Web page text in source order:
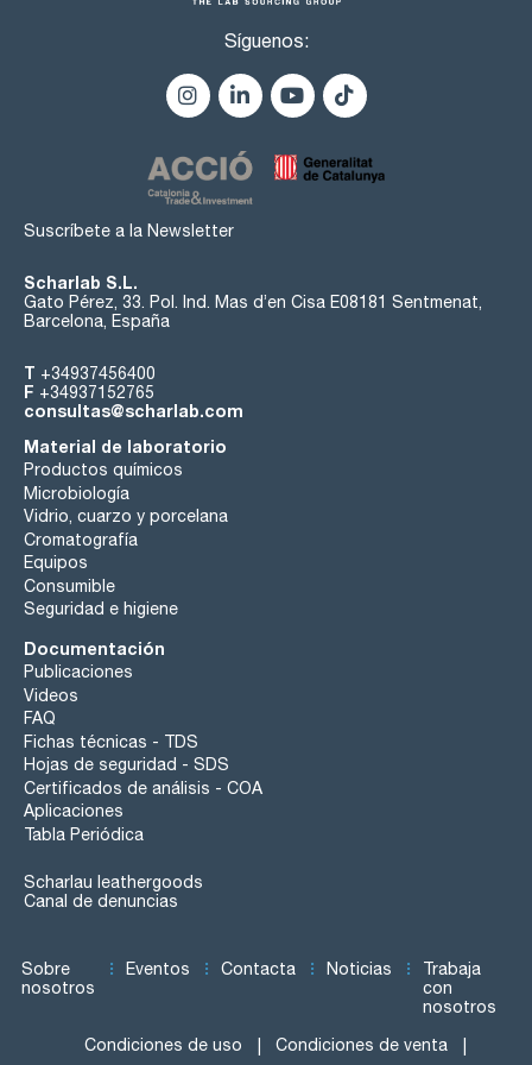
Síguenos:
Suscríbete a la Newsletter
Scharlab S.L.
Gato Pérez, 33. Pol. Ind. Mas d’en Cisa E08181 Sentmenat,
Barcelona, España
T +34937456400
F +34937152765
consultas@scharlab.com
Material de laboratorio
Productos químicos
Microbiología
Vidrio, cuarzo y porcelana
Cromatografía
Equipos
Consumible
Seguridad e higiene
Documentación
Publicaciones
Videos
FAQ
Fichas técnicas - TDS
Hojas de seguridad - SDS
Certificados de análisis - COA
Aplicaciones
Tabla Periódica
Scharlau leathergoods
Canal de denuncias
Sobre
nosotros
Eventos Contacta Noticias
Trabaja
con
nosotros
Condiciones de uso Condiciones de venta